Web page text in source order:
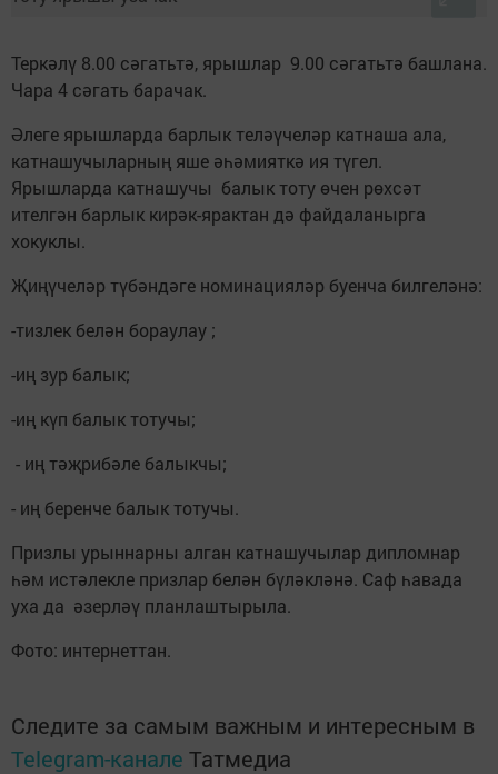
Теркәлү 8.00 сәгатьтә, ярышлар 9.00 сәгатьтә башлана.
Чара 4 сәгать барачак.
Әлеге ярышларда барлык теләүчеләр катнаша ала,
катнашучыларның яше әһәмияткә ия түгел.
Ярышларда катнашучы балык тоту өчен рөхсәт
ителгән барлык кирәк-ярактан дә файдаланырга
хокуклы.
Җиңүчеләр түбәндәге номинацияләр буенча билгеләнә:
-тизлек белән бораулау ;
-иң зур балык;
-иң күп балык тотучы;
- иң тәҗрибәле балыкчы;
- иң беренче балык тотучы.
Призлы урыннарны алган катнашучылар дипломнар
һәм истәлекле призлар белән бүләкләнә. Саф һавада
уха да әзерләү планлаштырыла.
Фото: интернеттан.
Следите за самым важным и интересным в
Telegram-канале Татмедиа